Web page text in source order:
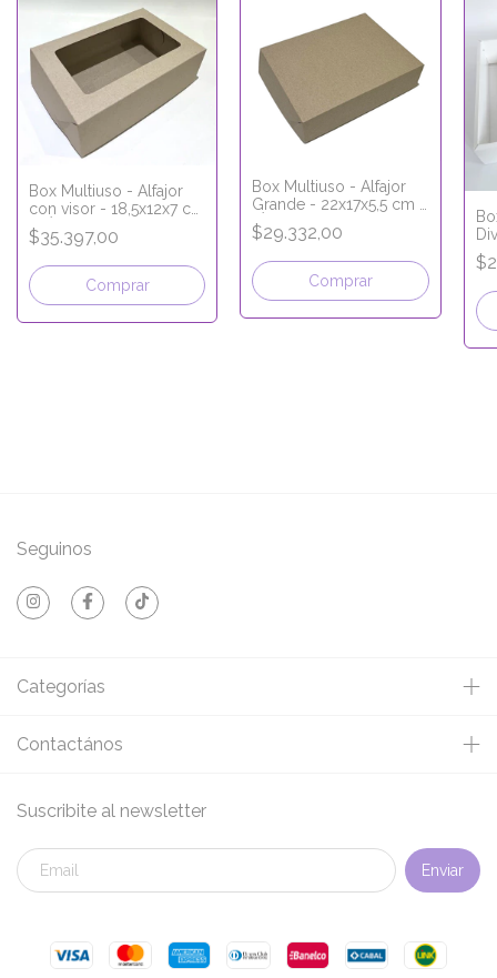
Box Multiuso - Alfajor
con visor - 18,5x12x7 cm
- LÍNEA ECO KRAFT
$35.397,00
Comprar
Box Multiuso - Alfajor
Grande - 22x17x5,5 cm -
LÍNEA ECO KRAFT
$29.332,00
Comprar
Seguinos
Categorías
Contactános
Suscribite al newsletter